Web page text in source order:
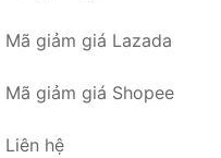
Mã giảm giá Lazada
Mã giảm giá Shopee
Liên hệ